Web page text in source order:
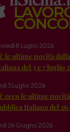
8 Luglio 2026
le ultime novità
del 3 e 7 luglio
3 Luglio 2026
ecco le ultime
Italiana del 26
26 Giugno 2026